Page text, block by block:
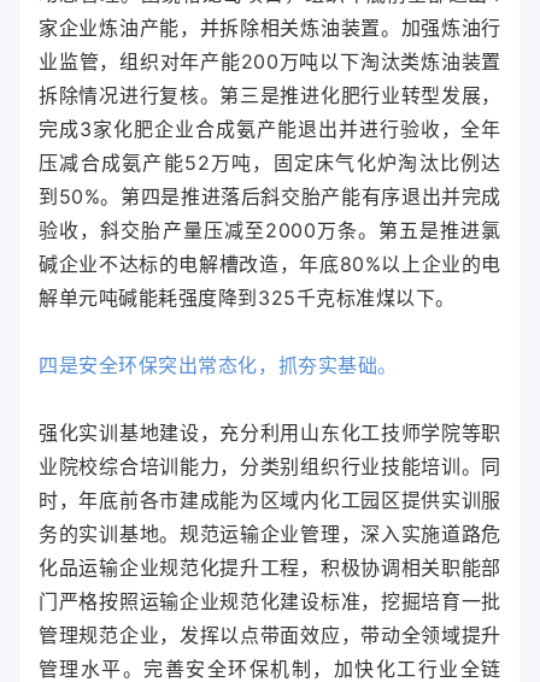
家企业炼油产能，并拆除相关炼油装置。加强炼油行
业监管，组织对年产能200万吨以下淘汰类炼油装置
拆除情况进行复核。第三是推进化肥行业转型发展，
完成3家化肥企业合成氨产能退出并进行验收，全年
压减合成氨产能52万吨，固定床气化炉淘汰比例达
到50%。第四是推进落后斜交胎产能有序退出并完成
验收，斜交胎产量压减至2000万条。第五是推进氯
碱企业不达标的电解槽改造，年底80%以上企业的电
解单元吨碱能耗强度降到325千克标准煤以下。
四是安全环保突出常态化，抓夯实基础。
强化实训基地建设，充分利用山东化工技师学院等职
业院校综合培训能力，分类别组织行业技能培训。同
时，年底前各市建成能为区域内化工园区提供实训服
务的实训基地。规范运输企业管理，深入实施道路危
化品运输企业规范化提升工程，积极协调相关职能部
门严格按照运输企业规范化建设标准，挖掘培育一批
管理规范企业，发挥以点带面效应，带动全领域提升
管理水平。完善安全环保机制，加快化工行业全链